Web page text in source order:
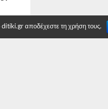
αποδέχεστε τη χρήση τους.